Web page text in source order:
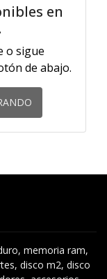
en
o sigue
de abajo.
memoria ram,
disco m2, disco